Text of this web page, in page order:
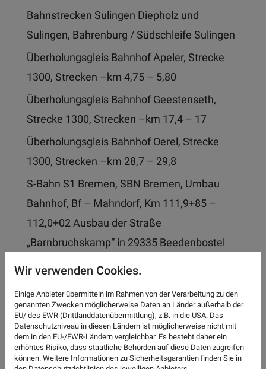
Bahnstrecken Sulingen Diepholz und
Sulingen, Bahrenburg / Südschleife Sulingen
Überholungsgleis Bahnhof Apeler, Strecke
1300, Strecken –km 4,75 – 5,80
Überholungsgleis Bahnhof Geestenseth,
Strecke 1300, Strecken –km 17,4 – 17
Überholungsgleis Bahnhof Oerel, Strecke
1300, Strecken –km 28,7 – 29,8
S-Bahn S1 Bremen, SBN Bremen, Umbau
Bahnhof, Bf – Mahndorf, Km 111,9+85 –
112,0+02 Ausbau der Straße
„Barnbruchskamp“ in 29335 Beedenbostel
Anlage eines Geh- und Radweges entlang
Scharfoldendorf Betr.-km 2,530 – 1,318
Ausbau der L 444 mit Anlage eines
Radweges zwischen Reinsen und Groß
Hegesdorf, Betr.-km 4,350 bis 4,794 (L 444) /
Wir verwenden Cookies.
Einige Anbieter übermitteln im Rahmen von der Verarbeitung zu den
genannten Zwecken möglicherweise Daten an Länder außerhalb der
EU/ des EWR (Drittlanddatenübermittlung), z.B. in die USA. Das
Datenschutzniveau in diesen Ländern ist möglicherweise nicht mit
dem in den EU-/EWR-Ländern vergleichbar. Es besteht daher ein
erhöhtes Risiko, dass staatliche Behörden auf diese Daten zugreifen
können. Weitere Informationen zu Sicherheitsgarantien finden Sie in